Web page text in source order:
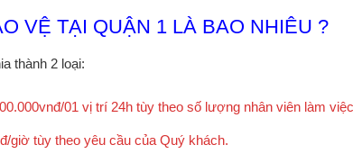
VỆ TẠI QUẬN 1 LÀ BAO NHIÊU ?
thành 2 loại:
01 vị trí 24h tùy theo số lượng nhân viên làm
giờ tùy theo yêu cầu của Quý khách.